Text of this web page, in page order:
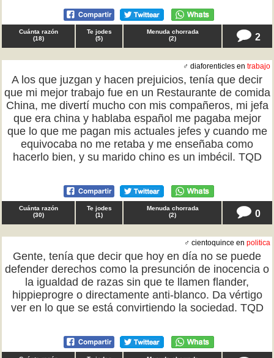
Cuánta razón
(18)
Te jodes
(5)
Menuda chorrada
(2) 2
♂ diaforenticles en trabajo
A los que juzgan y hacen prejuicios, tenía que decir
que mi mejor trabajo fue en un Restaurante de comida
China, me divertí mucho con mis compañeros, mi jefa
que era china y hablaba español me pagaba mejor
que lo que me pagan mis actuales jefes y cuando me
equivocaba no me retaba y me enseñaba como
hacerlo bien, y su marido chino es un imbécil. TQD
Cuánta razón
(30)
Te jodes
(1)
Menuda chorrada
(2) 0
♂ cientoquince en politica
Gente, tenía que decir que hoy en día no se puede
defender derechos como la presunción de inocencia o
la igualdad de razas sin que te llamen flander,
hippieprogre o directamente anti-blanco. Da vértigo
ver en lo que se está convirtiendo la sociedad. TQD